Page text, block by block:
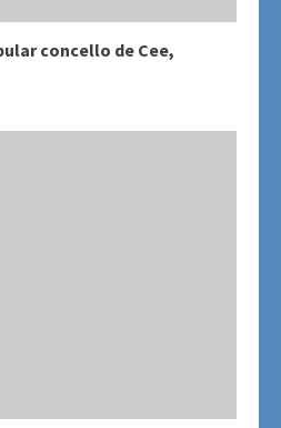
concello de Cee,